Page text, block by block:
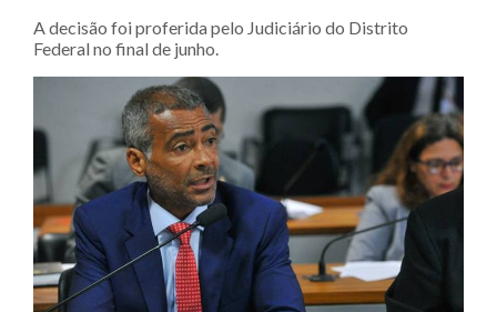
A decisão foi proferida pelo Judiciário do Distrito
Federal no final de junho.